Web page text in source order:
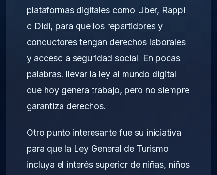
plataformas digitales como Uber, Rappi
o Didi, para que los repartidores y
conductores tengan derechos laborales
y acceso a seguridad social. En pocas
palabras, llevar la ley al mundo digital
que hoy genera trabajo, pero no siempre
garantiza derechos.
Otro punto interesante fue su iniciativa
para que la Ley General de Turismo
incluya el interés superior de niñas, niños